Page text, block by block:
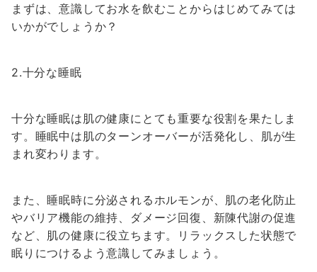
まずは、意識してお水を飲むことからはじめてみては
いかがでしょうか？
2.十分な睡眠
十分な睡眠は肌の健康にとても重要な役割を果たしま
す。睡眠中は肌のターンオーバーが活発化し、肌が生
まれ変わります。
また、睡眠時に分泌されるホルモンが、肌の老化防止
やバリア機能の維持、ダメージ回復、新陳代謝の促進
など、肌の健康に役立ちます。リラックスした状態で
眠りにつけるよう意識してみましょう。